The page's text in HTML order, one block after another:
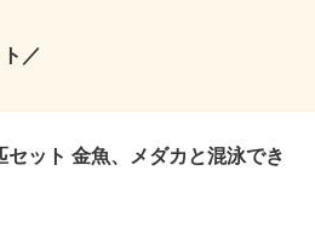
／
セット 金魚、メダカと混泳でき